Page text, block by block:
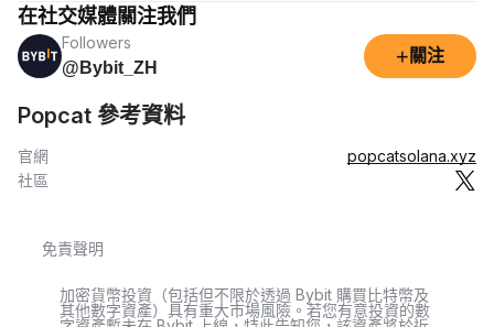
在社交媒體關注我們
Followers
@Bybit_ZH
+ 關注
Popcat 參考資料
官網
popcatsolana.xyz
社區
免責聲明
加密貨幣投資（包括但不限於透過 Bybit 購買比特幣及
其他數字資產）具有重大市場風險。若您有意投資的數